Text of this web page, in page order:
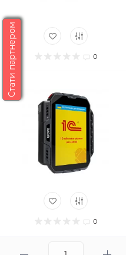
0
0
Стати партнером